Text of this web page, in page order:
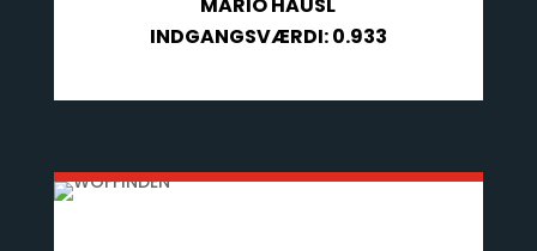
INDGANGSVÆRDI: 0.933